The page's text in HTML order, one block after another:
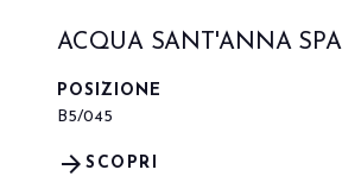
ACQUA SANT'ANNA SPA
POSIZIONE
B5/045
SCOPRI
arrow_forward